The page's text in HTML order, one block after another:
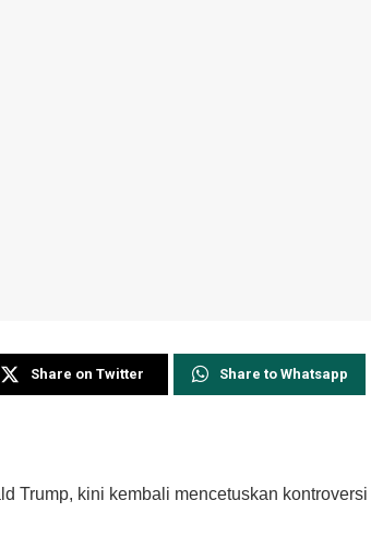
Share on Twitter Share to Whatsapp
Trump, kini kembali mencetuskan kontroversi